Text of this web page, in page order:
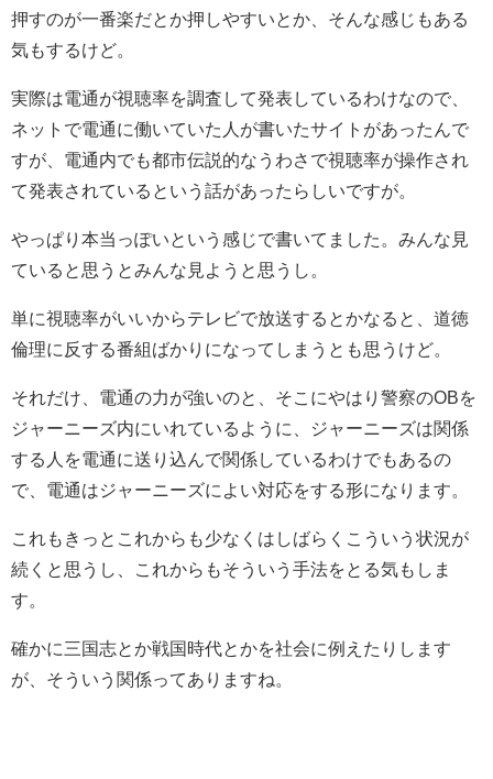
押すのが一番楽だとか押しやすいとか、そんな感じもある
気もするけど。
実際は電通が視聴率を調査して発表しているわけなので、
ネットで電通に働いていた人が書いたサイトがあったんで
すが、電通内でも都市伝説的なうわさで視聴率が操作され
て発表されているという話があったらしいですが。
やっぱり本当っぽいという感じで書いてました。みんな見
ていると思うとみんな見ようと思うし。
単に視聴率がいいからテレビで放送するとかなると、道徳
倫理に反する番組ばかりになってしまうとも思うけど。
それだけ、電通の力が強いのと、そこにやはり警察のOBを
ジャーニーズ内にいれているように、ジャーニーズは関係
する人を電通に送り込んで関係しているわけでもあるの
で、電通はジャーニーズによい対応をする形になります。
これもきっとこれからも少なくはしばらくこういう状況が
続くと思うし、これからもそういう手法をとる気もしま
す。
確かに三国志とか戦国時代とかを社会に例えたりします
が、そういう関係ってありますね。